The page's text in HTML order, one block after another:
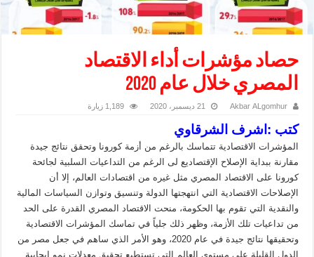
حصاد مؤشرات أداء الاقتصاد
المصري خلال عام 2020
Akbar ALgomhur 21 ديسمبر، 2020 1,189 زيارة
كتب :اشرف الشرقاوي
المؤشرات الاقتصادية تتماسك بالرغم من أزمة كورونا وتحقق نتائج جيدة
مقارنة ببداية الإصلاح الإقتصاديع لى الرغم من التداعيات السلبية لجائحة
كورونا على الاقتصاد المصري مثل غيره من اقتصادات العالم، إلا أن
الإصلاحات الاقتصادية التي انتهجتها الدولة وتنسيق وتوازن السياسات المالية
والنقدية التي تقوم بها الحكومة، منحت الاقتصاد المصري القدرة على الحد
من تداعيات تلك الأزمة، وظهر ذلك جلياً في تماسك المؤشرات الاقتصادية
وتحقيقها نتائج جيدة في عام 2020، وهو الأمر الذي ساهم في جعل مصر من
الدول القليلة على مستوى العالم التي تستطيع تحقيق معدلات نمو إيجابية